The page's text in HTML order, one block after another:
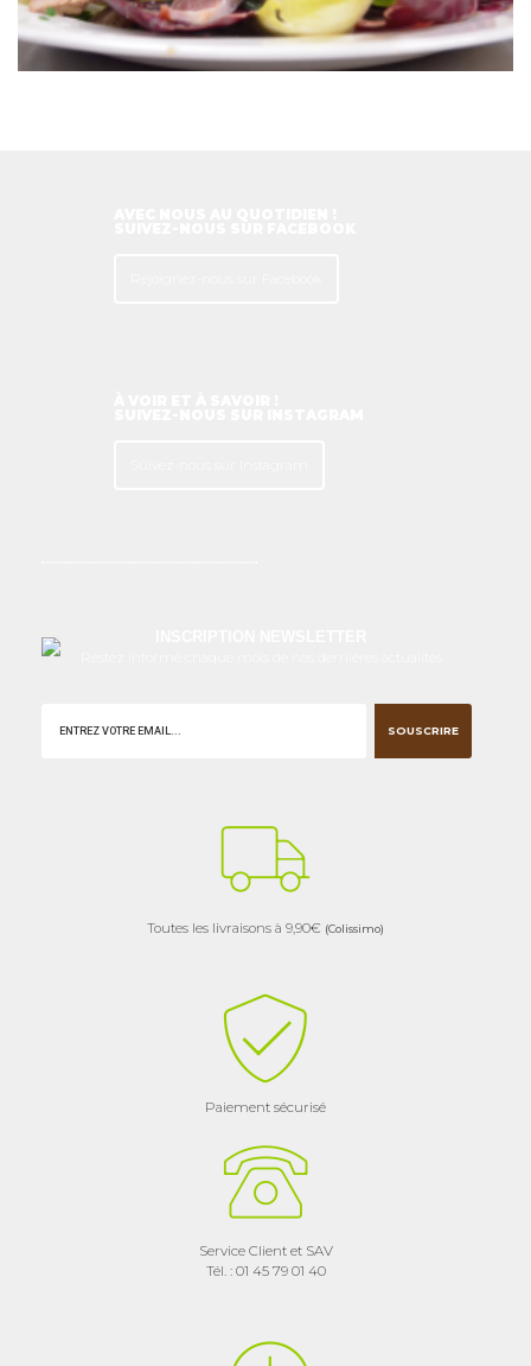
SOUSCRIRE
Toutes les livraisons à 9,90€ (Colissimo)
Paiement sécurisé
Service Client et SAV
Tél. : 01 45 79 01 40